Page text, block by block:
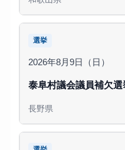
選挙
2026年8月9日（日）
泰阜村議会議員補欠選
長野県